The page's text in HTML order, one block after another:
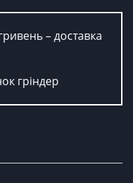
– доставка
гріндер